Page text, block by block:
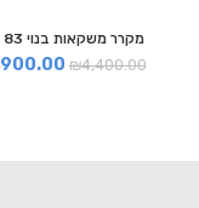
מקרר משקאות בנוי 83 ליטר
₪4,400.00